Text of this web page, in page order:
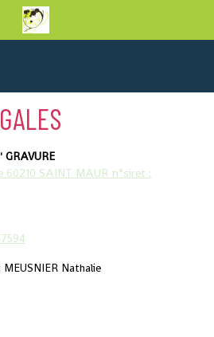
60210 SAINT MAUR n°siret :
Nathalie